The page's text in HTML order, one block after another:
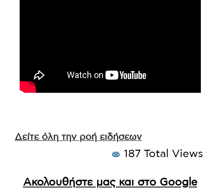
Δείτε όλη την ροή ειδήσεων
187 Total Views
Ακολουθήστε μας και στο Google